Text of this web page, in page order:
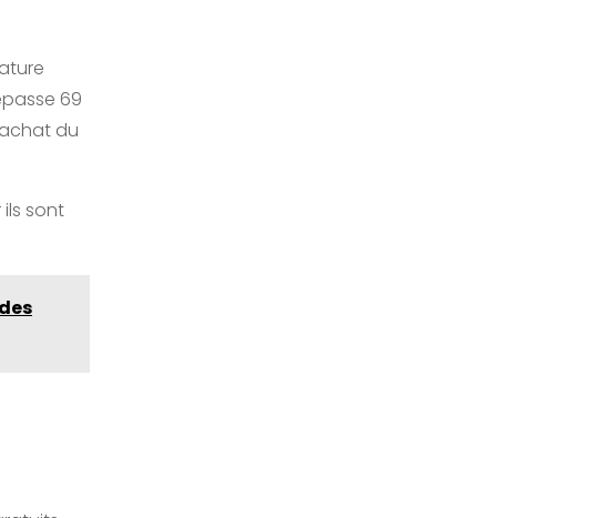
69
du
sont